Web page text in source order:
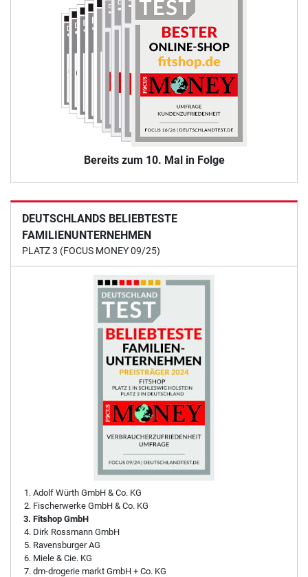
Bereits zum 10. Mal in Folge
DEUTSCHLANDS BELIEBTESTE
FAMILIENUNTERNEHMEN
PLATZ 3 (FOCUS MONEY 09/25)
Adolf Würth GmbH & Co. KG
Fischerwerke GmbH & Co. KG
Fitshop GmbH
Dirk Rossmann GmbH
Ravensburger AG
Miele & Cie. KG
dm-drogerie markt GmbH + Co. KG